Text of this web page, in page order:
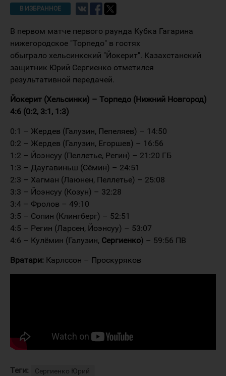
В ИЗБРАННОЕ
В первом матче первого раунда Кубка Гагарина
нижегородское "Торпедо" в гостях
обыграло хельсинкский "Йокерит". Казахстанский
защитник Юрий Сергиенко отметился
результативной передачей.
Йокерит (Хельсинки) – Торпедо (Нижний Новгород)
4:6 (0:2, 3:1, 1:3)
0:1 – Жердев (Галузин, Пепеляев) – 14:50
0:2 – Жердев (Галузин, Егоршев) – 16:56
1:2 – Йоэнсуу (Пеллетье, Регин) – 21:20 ГБ
1:3 – Даугавиньш (Сёмин) – 24:51
2:3 – Хагман (Лаюнен, Пеллетье) – 25:08
3:3 – Йоэнсуу (Козун) – 32:28
3:4 – Фролов – 49:10
3:5 – Сопин (Клингберг) – 52:51
4:5 – Регин (Ларсен, Йоэнсуу) – 53:07
4:6 – Кулёмин (Галузин, Сергиенко) – 59:56 ПВ
Вратари: Карлссон – Проскуряков
Теги: Сергиенко Юрий